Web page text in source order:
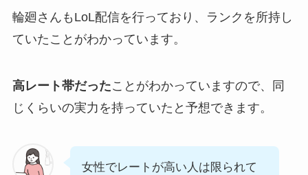
輪廻さんもLoL配信を行っており、ランクを所持し
ていたことがわかっています。
高レート帯だったことがわかっていますので、同
じくらいの実力を持っていたと予想できます。
女性でレートが高い人は限られて